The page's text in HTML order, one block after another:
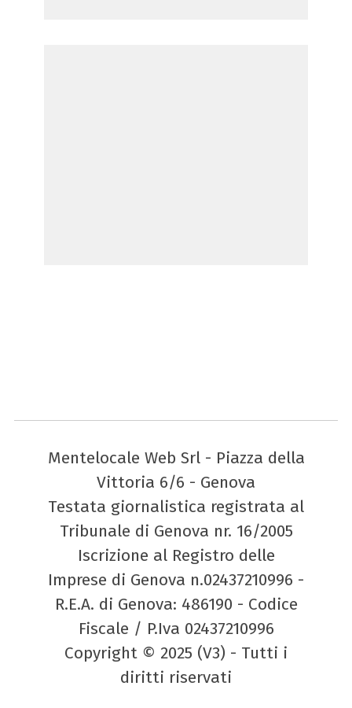
Mentelocale Web Srl - Piazza della
Vittoria 6/6 - Genova
Testata giornalistica registrata al
Tribunale di Genova nr. 16/2005
Iscrizione al Registro delle
Imprese di Genova n.02437210996 -
R.E.A. di Genova: 486190 - Codice
Fiscale / P.Iva 02437210996
Copyright © 2025 (V3) - Tutti i
diritti riservati